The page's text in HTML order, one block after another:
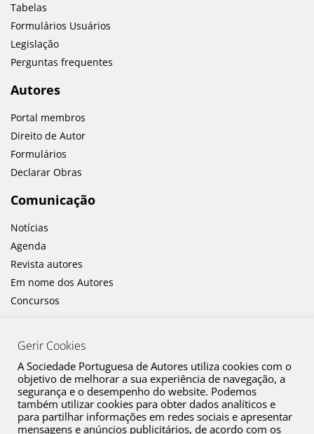
Tabelas
Formulários Usuários
Legislação
Perguntas frequentes
Autores
Portal membros
Direito de Autor
Formulários
Declarar Obras
Comunicação
Notícias
Agenda
Revista autores
Em nome dos Autores
Concursos
Canal de Denúncia
Plano de Prevenção de Riscos de Corrupção e Infrações Conexas
Gerir Cookies
A Sociedade Portuguesa de Autores utiliza cookies com o
objetivo de melhorar a sua experiência de navegação, a
segurança e o desempenho do website. Podemos
também utilizar cookies para obter dados analíticos e
para partilhar informações em redes sociais e apresentar
mensagens e anúncios publicitários, de acordo com os